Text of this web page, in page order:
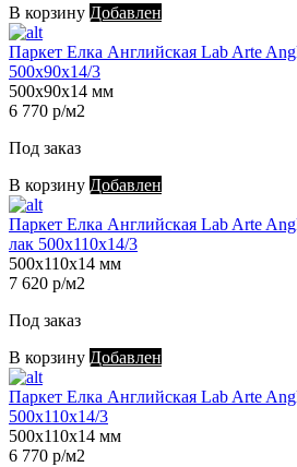
В корзину Добавлен
Паркет Елка Английская Lab Arte
500х90х14/3
500х90х14 мм
6 770 р/м2
Под заказ
В корзину Добавлен
Паркет Елка Английская Lab Arte
лак 500х110х14/3
500х110х14 мм
7 620 р/м2
Под заказ
В корзину Добавлен
Паркет Елка Английская Lab Arte
500х110х14/3
500х110х14 мм
6 770 р/м2